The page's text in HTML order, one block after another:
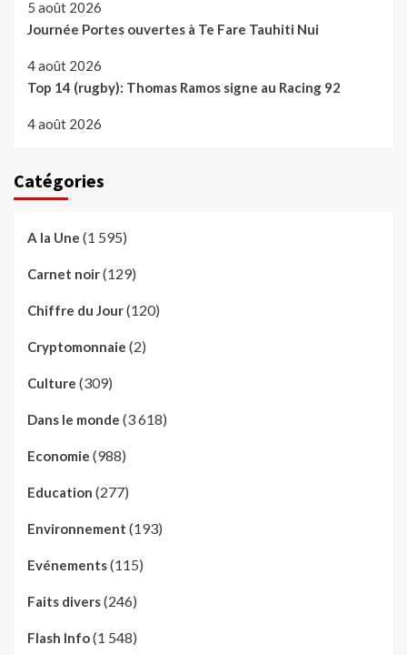
5 août 2026
Journée Portes ouvertes à Te Fare Tauhiti Nui
4 août 2026
Top 14 (rugby): Thomas Ramos signe au Racing 92
4 août 2026
Catégories
A la Une (1 595)
Carnet noir(129)
Chiffre du Jour(120)
Cryptomonnaie (2)
Culture (309)
Dans le monde (3 618)
Economie (988)
Education (277)
Environnement (193)
Evénements(115)
Faits divers(246)
Flash Info(1 548)